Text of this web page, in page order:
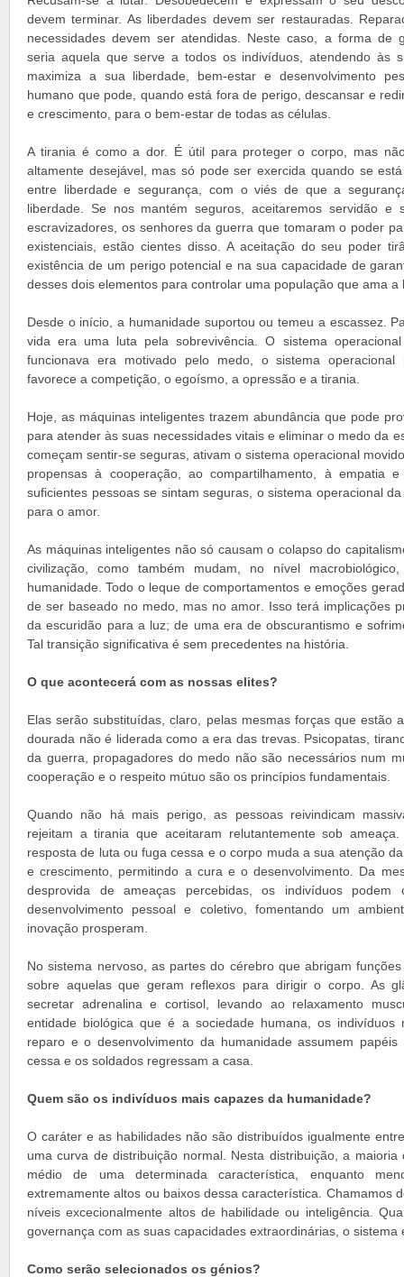
devem terminar. As liberdades devem ser restauradas.
necessidades devem ser atendidas. Neste caso, a forma de
seria aquela que serve a todos os indivíduos, atendendo às
maximiza a sua liberdade, bem-estar e desenvolvimento
humano que pode, quando está fora de perigo, descansar e
e crescimento, para o bem-estar de todas as células.
A tirania é como a dor. É útil para proteger o corpo, mas
altamente desejável, mas só pode ser exercida quando se
entre liberdade e segurança, com o viés de que a
liberdade. Se nos mantém seguros, aceitaremos servidão e
escravizadores, os senhores da guerra que tomaram o poder
existenciais, estão cientes disso. A aceitação do seu poder
existência de um perigo potencial e na sua capacidade de
desses dois elementos para controlar uma população que ama a
Desde o início, a humanidade suportou ou temeu a escassez.
vida era uma luta pela sobrevivência. O sistema
funcionava era motivado pelo medo, o sistema operacional
favorece a competição, o egoísmo, a opressão e a tirania.
Hoje, as máquinas inteligentes trazem abundância que pode
para atender às suas necessidades vitais e eliminar o medo da
começam sentir-se seguras, ativam o sistema operacional
propensas à cooperação, ao compartilhamento, à empatia
suficientes pessoas se sintam seguras, o sistema operacional
para o amor.
As máquinas inteligentes não só causam o colapso do
civilização, como também mudam, no nível
humanidade. Todo o leque de comportamentos e emoções
de ser baseado no medo, mas no amor. Isso terá implicações
da escuridão para a luz; de uma era de obscurantismo e
Tal transição significativa é sem precedentes na história.
O que acontecerá com as nossas elites?
Elas serão substituídas, claro, pelas mesmas forças que estão
dourada não é liderada como a era das trevas. Psicopatas,
da guerra, propagadores do medo não são necessários num
cooperação e o respeito mútuo são os princípios fundamentais.
Quando não há mais perigo, as pessoas reivindicam
rejeitam a tirania que aceitaram relutantemente sob
resposta de luta ou fuga cessa e o corpo muda a sua atenção
e crescimento, permitindo a cura e o desenvolvimento. Da
desprovida de ameaças percebidas, os indivíduos podem
desenvolvimento pessoal e coletivo, fomentando um
inovação prosperam.
No sistema nervoso, as partes do cérebro que abrigam
sobre aquelas que geram reflexos para dirigir o corpo. As
secretar adrenalina e cortisol, levando ao relaxamento
entidade biológica que é a sociedade humana, os
reparo e o desenvolvimento da humanidade assumem
cessa e os soldados regressam a casa.
Quem são os indivíduos mais capazes da humanidade?
O caráter e as habilidades não são distribuídos igualmente
uma curva de distribuição normal. Nesta distribuição, a
médio de uma determinada característica, enquanto
extremamente altos ou baixos dessa característica. Chamamos
níveis excecionalmente altos de habilidade ou inteligência.
governança com as suas capacidades extraordinárias, o sistema
Como serão selecionados os génios?